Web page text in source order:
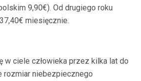
9,90€). Od drugiego roku
miesięcznie.
w ciele człowieka przez kilka lat do
rozmiar niebezpiecznego